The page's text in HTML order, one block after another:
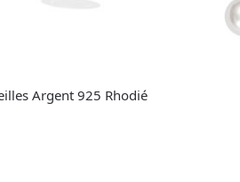
Argent 925 Rhodié